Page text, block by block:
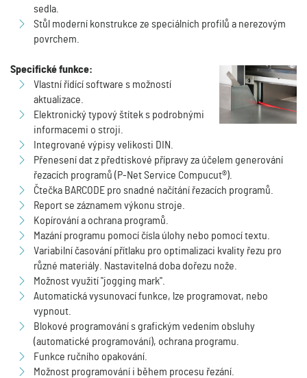
sedla.
Stůl moderní konstrukce ze speciálních profilů a nerezovým
povrchem.
Specifické funkce:
Vlastní řídící software s možností
aktualizace.
Elektronický typový štítek s podrobnými
informacemi o stroji.
Integrované výpisy velikosti DIN.
Přenesení dat z předtiskové přípravy za účelem generování
řezacích programů (P-Net Service Compucut®).
Čtečka BARCODE pro snadné načítání řezacích programů.
Report se záznamem výkonu stroje.
Kopírování a ochrana programů.
Mazání programu pomocí čísla úlohy nebo pomocí textu.
Variabilní časování přítlaku pro optimalizaci kvality řezu pro
různé materiály. Nastavitelná doba dořezu nože.
Možnost využití "jogging mark".
Automatická vysunovací funkce, lze programovat, nebo
vypnout.
Blokové programování s grafickým vedením obsluhy
(automatické programování), ochrana programu.
Funkce ručního opakování.
Možnost programování i během procesu řezání.